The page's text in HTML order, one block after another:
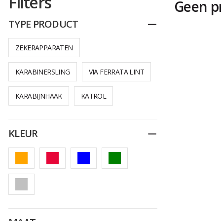
TYPE PRODUCT Dichtplooien
ZEKERAPPARATEN
KARABINERSLING VIA FERRATA LINT
KARABIJNHAAK KATROL
KLEUR Dichtplooien
Geen